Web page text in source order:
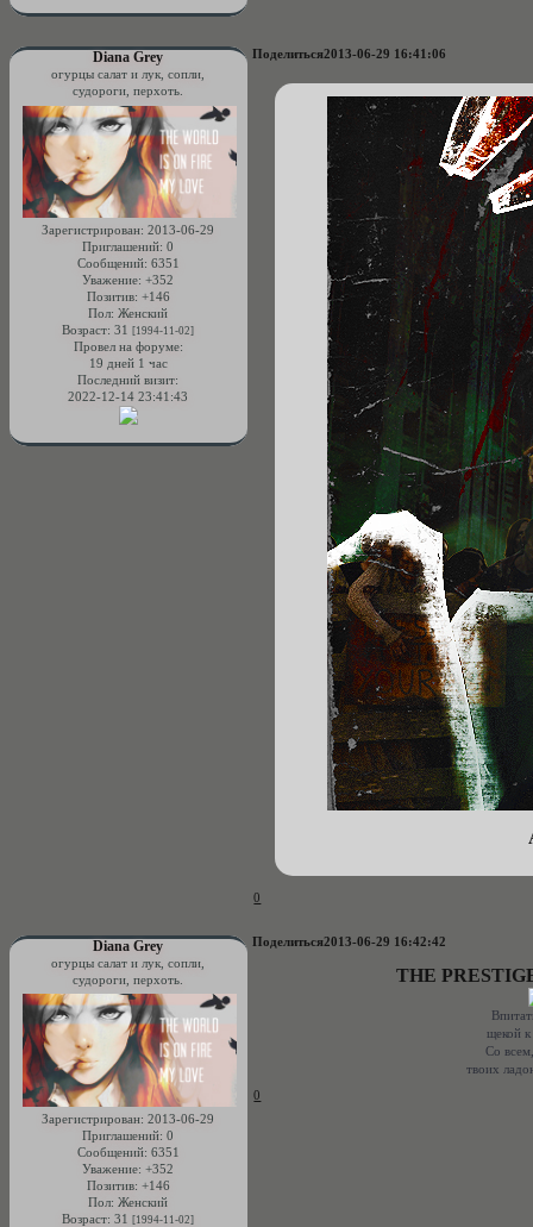
Поделиться2013-06-29 16:41:06
Diana Grey
огурцы салат и лук, сопли,
судороги, перхоть.
Зарегистрирован: 2013-06-29
Приглашений: 0
Сообщений: 6351
Уважение: +352
Позитив: +146
Пол: Женский
Возраст: 31 [1994-11-02]
Провел на форуме:
19 дней 1 час
Последний визит:
2022-12-14 23:41:43
0
Поделиться2013-06-29 16:42:42
Diana Grey
огурцы салат и лук, сопли,
судороги, перхоть.
Зарегистрирован: 2013-06-29
Приглашений: 0
Сообщений: 6351
Уважение: +352
Позитив: +146
Пол: Женский
Возраст: 31[1994-11-02]
THE
щекой
Со
твоих
0